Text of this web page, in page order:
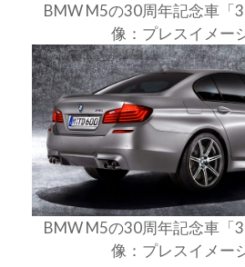
BMW M5の30周年記念車「
像：プレスイメー
BMW M5の30周年記念車「
像：プレスイメー